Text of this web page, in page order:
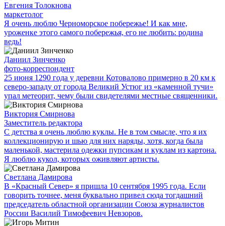
Евгения Толокнова
маркетолог
Я очень люблю Черноморское побережье! И как мне,
уроженке этого самого побережья, его не любить: родина
ведь!
Даниил Зинченко
фото-корреспондент
25 июня 1290 года у деревни Котовалово примерно в 20 км к
северо-западу от города Великий Устюг из «каменной тучи»
упал метеорит, чему были свидетелями местные священники.
Виктория Смирнова
Заместитель редактора
С детства я очень люблю куклы. Не в том смысле, что я их
коллекционирую и шью для них наряды, хотя, когда была
маленькой, мастерила одежки пупсикам и куклам из картона.
Я люблю кукол, которых оживляют артисты.
Светлана Дамирова
В «Красный Север» я пришла 10 сентября 1995 года. Если
говорить точнее, меня буквально привел сюда тогдашний
председатель областной организации Союза журналистов
России Василий Тимофеевич Невзоров.